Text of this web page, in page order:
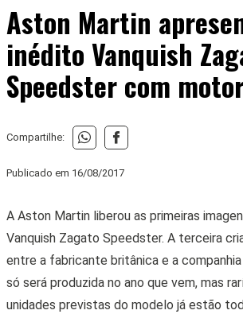
Aston Martin
inédito Vanquish
Speedster com
Compartilhe:
Publicado em 16/08/2017
A Aston Martin liberou as primeiras
Vanquish Zagato Speedster. A terceira
entre a fabricante britânica e a
só será produzida no ano que vem, mas
unidades previstas do modelo já estão